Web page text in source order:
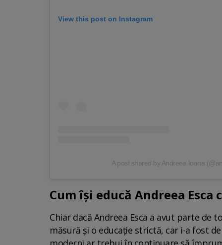
View this post on Instagram
A post shared by Andreea Ioana
Cum își educă Andreea Esca
Chiar dacă Andreea Esca a avut parte de
măsură și o educație strictă, car i-a fost